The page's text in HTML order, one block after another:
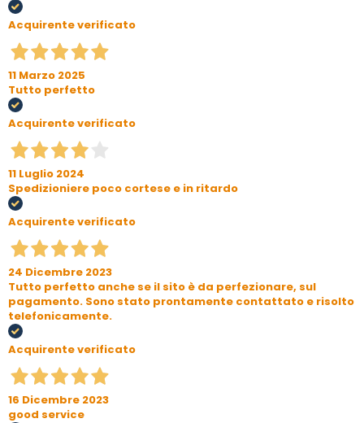
Acquirente verificato
11 Marzo 2025
Tutto perfetto
Acquirente verificato
11 Luglio 2024
Spedizioniere poco cortese e in ritardo
Acquirente verificato
24 Dicembre 2023
Tutto perfetto anche se il sito è da perfezionare, sul
pagamento. Sono stato prontamente contattato e risolto
telefonicamente.
Acquirente verificato
16 Dicembre 2023
good service